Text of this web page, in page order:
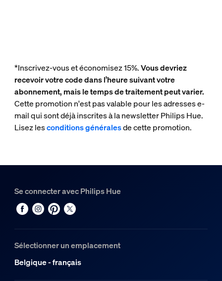
*Inscrivez-vous et économisez 15%.Vous devriez
recevoir votre code dans l’heure suivant votre
abonnement, mais le temps de traitement peut varier.
Cette promotion n'est pas valable pour les adresses e-
mail qui sont déjà inscrites à la newsletter Philips Hue.
Lisez lesconditions généralesde cette promotion.
Se connecter avec Philips Hue
Sélectionner un emplacement
Belgique - français